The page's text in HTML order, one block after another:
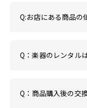
Q:お店にある商品の
Q：楽器のレンタル
Q：商品購入後の交